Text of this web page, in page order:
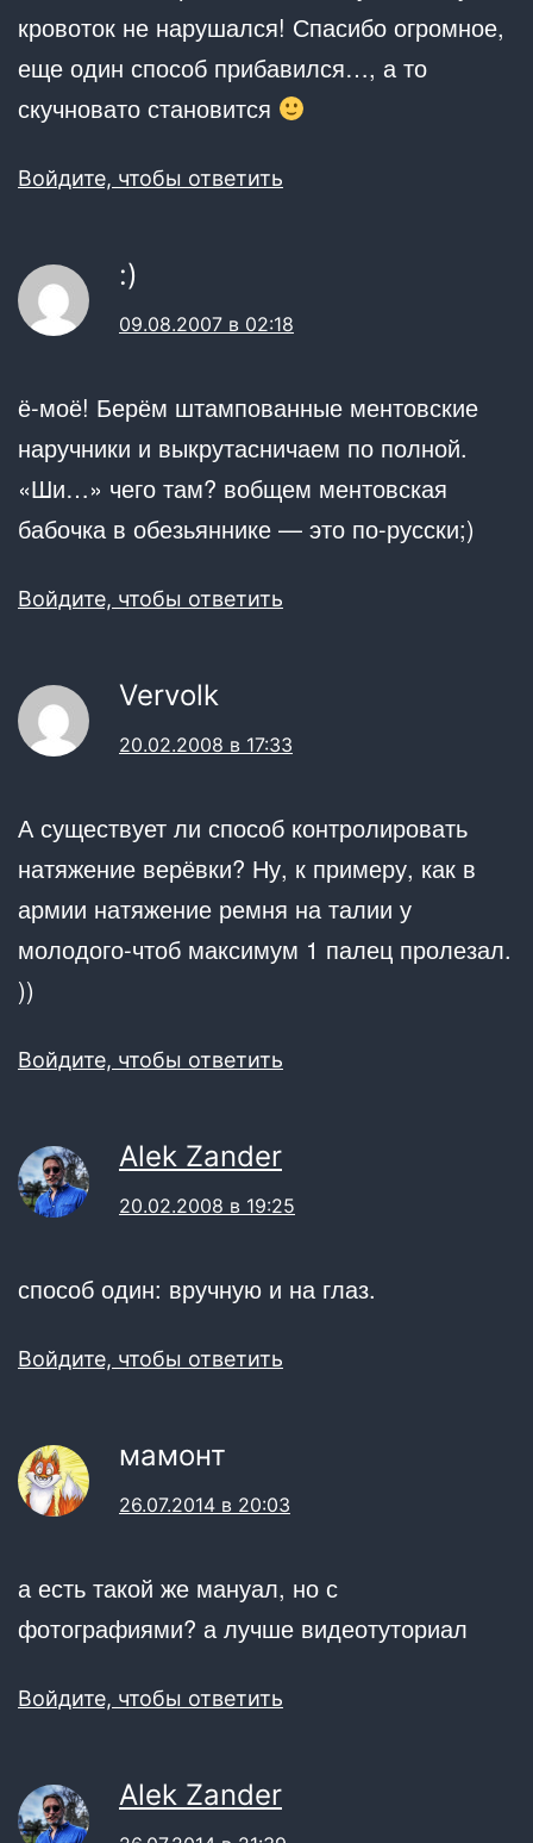
кровоток не нарушался! Спасибо огромное,
еще один способ прибавился…, а то
скучновато становится
Войдите, чтобы ответить
:)
09.08.2007 в 02:18
ё-моё! Берём штампованные ментовские
наручники и выкрутасничаем по полной.
«Ши…» чего там? вобщем ментовская
бабочка в обезьяннике — это по-русски;)
Войдите, чтобы ответить
Vervolk
20.02.2008 в 17:33
А существует ли способ контролировать
натяжение верёвки? Ну, к примеру, как в
армии натяжение ремня на талии у
молодого-чтоб максимум 1 палец пролезал.
))
Войдите, чтобы ответить
Alek Zander
20.02.2008 в 19:25
способ один: вручную и на глаз.
Войдите, чтобы ответить
мамонт
26.07.2014 в 20:03
а есть такой же мануал, но с
фотографиями? а лучше видеотуториал
Войдите, чтобы ответить
Alek Zander